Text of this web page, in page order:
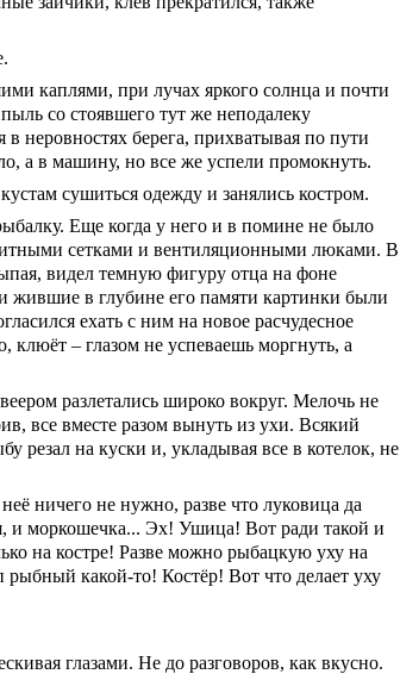
каплями, при лучах яркого солнца и почти
со стоявшего тут же неподалеку
неровностях берега, прихватывая по пути
а в машину, но все же успели промокнуть.
сушиться одежду и занялись костром.
Еще когда у него и в помине не было
сетками и вентиляционными люками. В
видел темную фигуру отца на фоне
жившие в глубине его памяти картинки были
ехать с ним на новое расчудесное
клюёт – глазом не успеваешь моргнуть, а
разлетались широко вокруг. Мелочь не
все вместе разом вынуть из ухи. Всякий
резал на куски и, укладывая все в котелок, не
ничего не нужно, разве что луковица да
и моркошечка... Эх! Ушица! Вот ради такой и
на костре! Разве можно рыбацкую уху на
рыбный какой-то! Костёр! Вот что делает уху
глазами. Не до разговоров, как вкусно.